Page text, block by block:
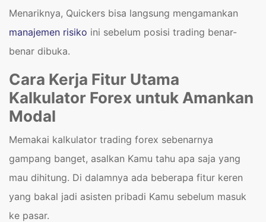
Menariknya, Quickers bisa langsung mengamankan
manajemen risiko ini sebelum posisi trading benar-
benar dibuka.
Cara Kerja Fitur Utama
Kalkulator Forex untuk Amankan
Modal
Memakai kalkulator trading forex sebenarnya
gampang banget, asalkan Kamu tahu apa saja yang
mau dihitung. Di dalamnya ada beberapa fitur keren
yang bakal jadi asisten pribadi Kamu sebelum masuk
ke pasar.